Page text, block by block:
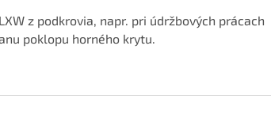
z podkrovia, napr. pri údržbových prácach
poklopu horného krytu.